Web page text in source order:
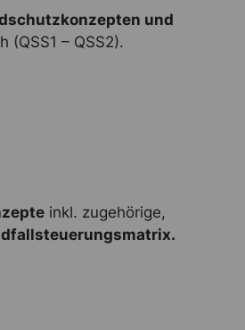
und
(QSS1 – QSS2).
inkl. zugehörige,